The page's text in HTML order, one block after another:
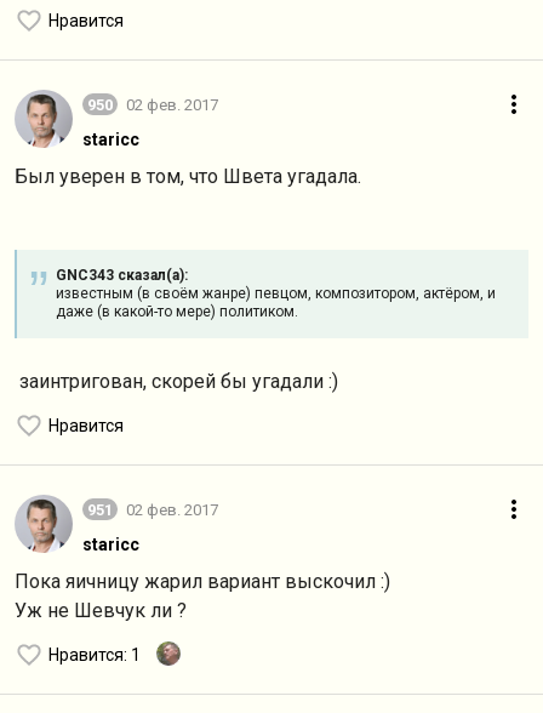
Нравится
950 02 фев. 2017
staricc
Был уверен в том, что Швета угадала.
GNC343 сказал(а):
известным (в своём жанре) певцом, композитором, актёром, и
даже (в какой-то мере) политиком.
заинтригован, скорей бы угадали :)
Нравится
951 02 фев. 2017
staricc
Пока яичницу жарил вариант выскочил :)
Уж не Шевчук ли ?
Нравится: 1